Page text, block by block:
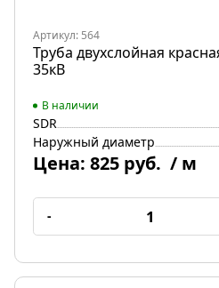
Артикул: 564
Труба двухслойная
35кВ
В наличии
SDR
Наружный диаметр
Цена: 825 руб. / м
-